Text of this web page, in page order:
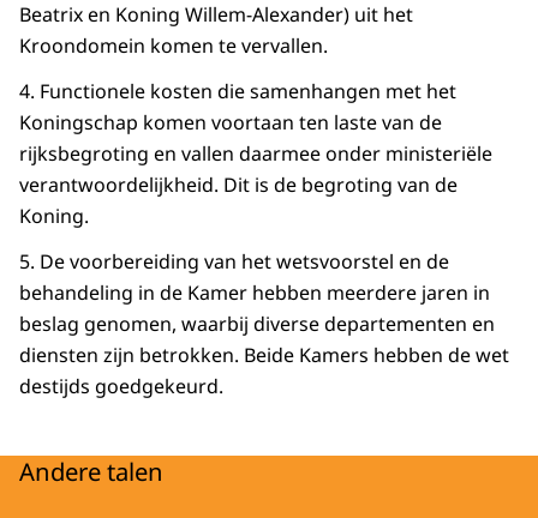
Beatrix en Koning Willem-Alexander) uit het
Kroondomein komen te vervallen.
4. Functionele kosten die samenhangen met het
Koningschap komen voortaan ten laste van de
rijksbegroting en vallen daarmee onder ministeriële
verantwoordelijkheid. Dit is de begroting van de
Koning.
5. De voorbereiding van het wetsvoorstel en de
behandeling in de Kamer hebben meerdere jaren in
beslag genomen, waarbij diverse departementen en
diensten zijn betrokken. Beide Kamers hebben de wet
destijds goedgekeurd.
Andere talen